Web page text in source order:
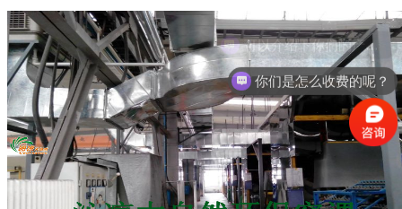
你们是怎么收费的呢？